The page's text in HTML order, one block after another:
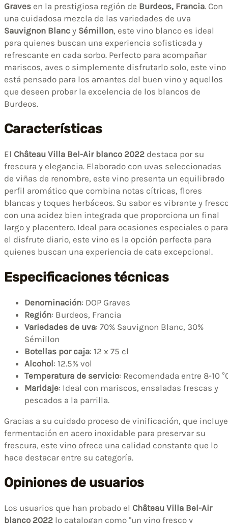
Graves en la prestigiosa región de Burdeos, Francia. Con
una cuidadosa mezcla de las variedades de uva
Sauvignon Blanc y Sémillon, este vino blanco es ideal
para quienes buscan una experiencia sofisticada y
refrescante en cada sorbo. Perfecto para acompañar
mariscos, aves o simplemente disfrutarlo solo, este vino
está pensado para los amantes del buen vino y aquellos
que deseen probar la excelencia de los blancos de
Burdeos.
Características
El Château Villa Bel-Air blanco 2022 destaca por su
frescura y elegancia. Elaborado con uvas seleccionadas
de viñas de renombre, este vino presenta un equilibrado
perfil aromático que combina notas cítricas, flores
blancas y toques herbáceos. Su sabor es vibrante y
con una acidez bien integrada que proporciona un final
largo y placentero. Ideal para ocasiones especiales o para
el disfrute diario, este vino es la opción perfecta para
quienes buscan una experiencia de cata excepcional.
Especificaciones técnicas
Denominación: DOP Graves
Región: Burdeos, Francia
Variedades de uva: 70% Sauvignon Blanc, 30%
Sémillon
Botellas por caja: 12 x 75 cl
Alcohol: 12.5% vol
Temperatura de servicio: Recomendada entre 8-10
Maridaje: Ideal con mariscos, ensaladas frescas y
pescados a la parrilla.
Gracias a su cuidado proceso de vinificación, que incluye
fermentación en acero inoxidable para preservar su
frescura, este vino ofrece una calidad constante que lo
hace destacar entre su categoría.
Opiniones de usuarios
Los usuarios que han probado el Château Villa Bel-Air
blanco 2022 lo catalogan como "un vino fresco y